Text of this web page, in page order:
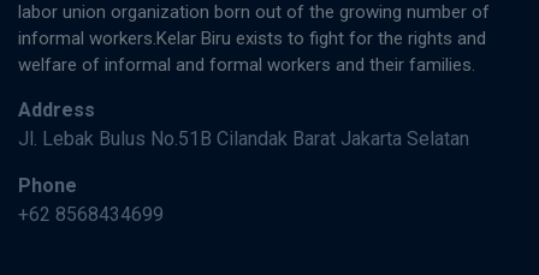
labor union organization born out of the growing number of
informal workers.Kelar Biru exists to fight for the rights and
welfare of informal and formal workers and their families.
Address
Jl. Lebak Bulus No.51B Cilandak Barat Jakarta Selatan
Phone
+62 8568434699